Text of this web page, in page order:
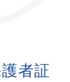
者証